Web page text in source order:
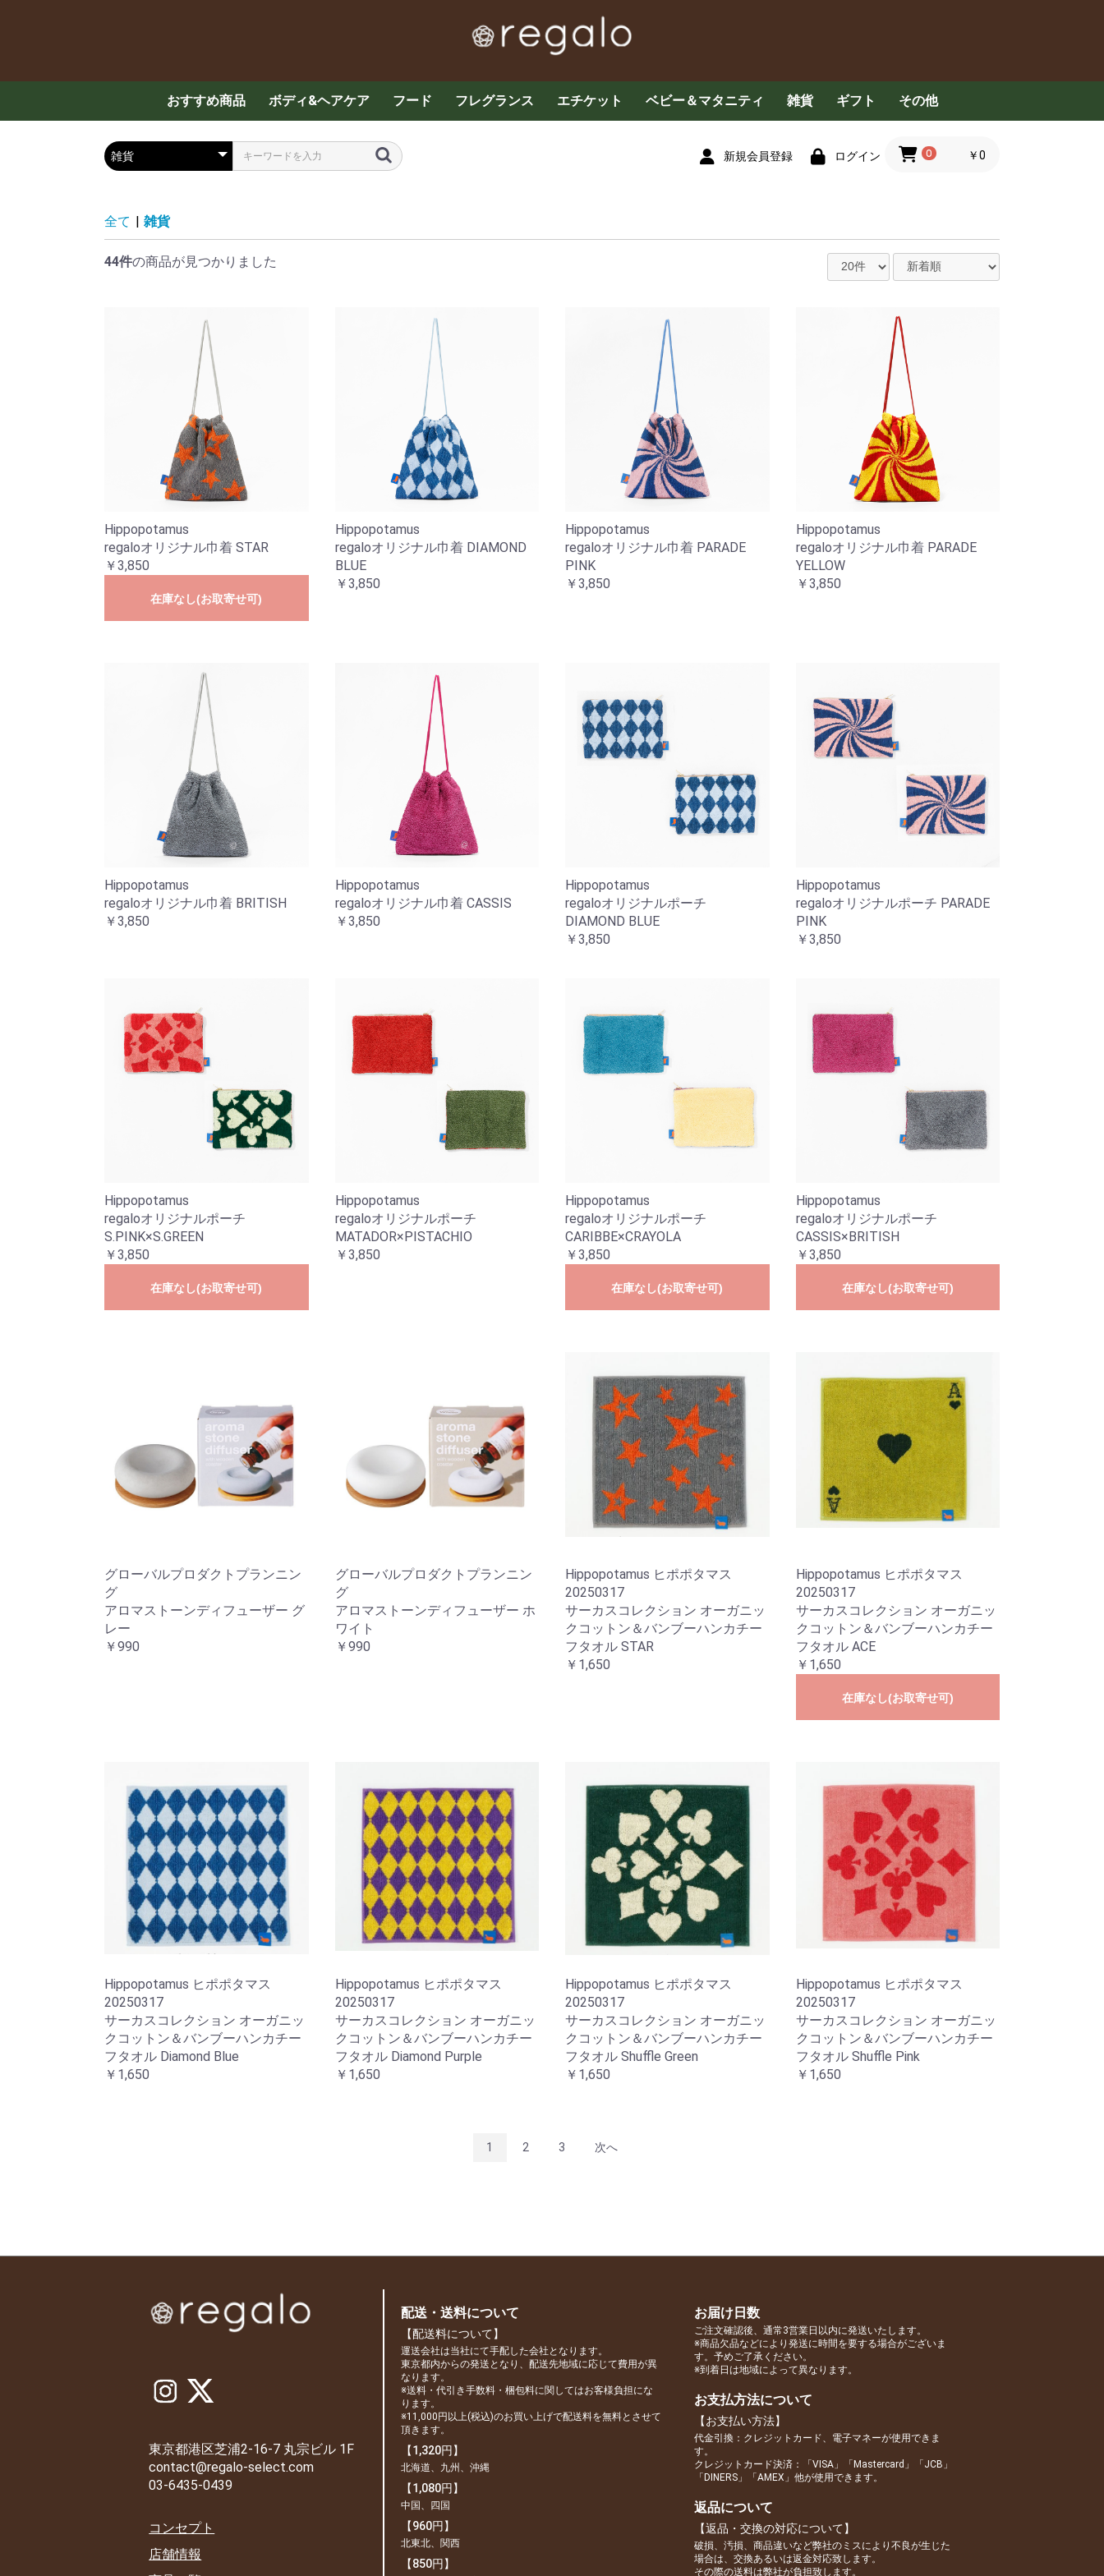
おすすめ商品 ボディ&ヘアケア
スキンケア
ハンド・ボディケア
メンズケア
ヘアケア
入浴剤
フード
お茶・コーヒー各種
グラノーラ・ドライフ
ルーツ
その他フード
お菓子
プロテイン・サプリメ
ント
ザクロ
はちみつ
フレグランス エチケット ベビー＆マタニティ 雑貨 ギフト その他
新規会員登録 ログイン 0 ￥0
全て | 雑貨
44件の商品が見つかりました
Hippopotamus
regaloオリジナル巾着 STAR
￥3,850
在庫なし(お取寄せ可)
Hippopotamus
regaloオリジナル巾着 DIAMOND
BLUE
￥3,850
Hippopotamus
regaloオリジナル巾着 PARADE
PINK
￥3,850
Hippopotamus
regaloオリジナル巾着 PARADE
YELLOW
￥3,850
Hippopotamus
regaloオリジナル巾着 BRITISH
￥3,850
Hippopotamus
regaloオリジナル巾着 CASSIS
￥3,850
Hippopotamus
regaloオリジナルポーチ
DIAMOND BLUE
￥3,850
Hippopotamus
regaloオリジナルポーチ PARADE
PINK
￥3,850
Hippopotamus
regaloオリジナルポーチ
S.PINK×S.GREEN
￥3,850
在庫なし(お取寄せ可)
Hippopotamus
regaloオリジナルポーチ
MATADOR×PISTACHIO
￥3,850
Hippopotamus
regaloオリジナルポーチ
CARIBBE×CRAYOLA
￥3,850
在庫なし(お取寄せ可)
Hippopotamus
regaloオリジナルポーチ
CASSIS×BRITISH
￥3,850
在庫なし(お取寄せ可)
グローバルプロダクトプランニン
グ
アロマストーンディフューザー グ
レー
￥990
グローバルプロダクトプランニン
グ
アロマストーンディフューザー ホ
ワイト
￥990
Hippopotamus ヒポポタマス
20250317
サーカスコレクション オーガニッ
クコットン＆バンブーハンカチー
フタオル STAR
￥1,650
Hippopotamus ヒポポタマス
20250317
サーカスコレクション オーガニッ
クコットン＆バンブーハンカチー
フタオル ACE
￥1,650
在庫なし(お取寄せ可)
Hippopotamus ヒポポタマス
20250317
サーカスコレクション オーガニッ
クコットン＆バンブーハンカチー
フタオル Diamond Blue
￥1,650
Hippopotamus ヒポポタマス
20250317
サーカスコレクション オーガニッ
クコットン＆バンブーハンカチー
フタオル Diamond Purple
￥1,650
Hippopotamus ヒポポタマス
20250317
サーカスコレクション オーガニッ
クコットン＆バンブーハンカチー
フタオル Shuffle Green
￥1,650
Hippopotamus ヒポポタマス
20250317
サーカスコレクション オーガニッ
クコットン＆バンブーハンカチー
フタオル Shuffle Pink
￥1,650
1 2 3 次へ
東京都港区芝浦2-16-7 丸宗ビル 1F
contact@regalo-select.com
03-6435-0439
コンセプト
店舗情報
配送・送料について
【配送料について】
運送会社は当社にて手配した会社となります。
東京都内からの発送となり、配送先地域に応じて費用が異
なります。
※送料・代引き手数料・梱包料に関してはお客様負担にな
ります。
※11,000円以上(税込)のお買い上げで配送料を無料とさせて
頂きます。
【1,320円】
北海道、九州、沖縄
【1,080円】
中国、四国
【960円】
北東北、関西
【850円】
お届け日数
ご注文確認後、通常3営業日以内に発送いたします。
※商品欠品などにより発送に時間を要する場合がございま
す。予めご了承ください。
※到着日は地域によって異なります。
お支払方法について
【お支払い方法】
代金引換：クレジットカード、電子マネーが使用できま
す。
クレジットカード決済：「VISA」「Mastercard」「JCB」
「DINERS」「AMEX」他が使用できます。
返品について
【返品・交換の対応について】
破損、汚損、商品違いなど弊社のミスにより不良が生じた
場合は、交換あるいは返金対応致します。
その際の送料は弊社が負担致します。